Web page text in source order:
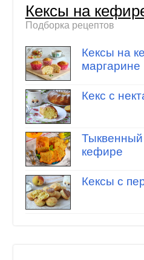
Кексы на
Подборка рецептов
Кексы на
маргарине
Кекс с
Тыквенный
кефире
Кексы с